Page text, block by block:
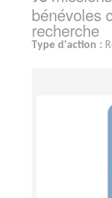
bénévoles
recherche
Type d'action :